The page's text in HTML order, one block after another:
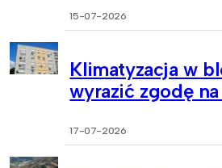
15-07-2026
Klimatyzacja w
wyrazić zgodę
17-07-2026